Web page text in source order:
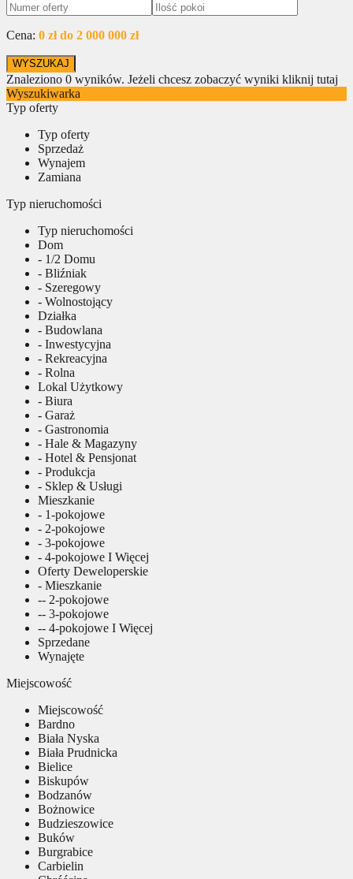
Cena: 0 zł do 2 000 000 zł
Znaleziono 0 wyników. Jeżeli chcesz zobaczyć wyniki kliknij tutaj
Wyszukiwarka
Typ oferty
Typ oferty
Sprzedaż
Wynajem
Zamiana
Typ nieruchomości
Typ nieruchomości
Dom
- 1/2 Domu
- Bliźniak
- Szeregowy
- Wolnostojący
Działka
- Budowlana
- Inwestycyjna
- Rekreacyjna
- Rolna
Lokal Użytkowy
- Biura
- Garaż
- Gastronomia
- Hale & Magazyny
- Hotel & Pensjonat
- Produkcja
- Sklep & Usługi
Mieszkanie
- 1-pokojowe
- 2-pokojowe
- 3-pokojowe
- 4-pokojowe I Więcej
Oferty Deweloperskie
- Mieszkanie
-- 2-pokojowe
-- 3-pokojowe
-- 4-pokojowe I Więcej
Sprzedane
Wynajęte
Miejscowość
Miejscowość
Bardno
Biała Nyska
Biała Prudnicka
Bielice
Biskupów
Bodzanów
Bożnowice
Budzieszowice
Buków
Burgrabice
Carbielin